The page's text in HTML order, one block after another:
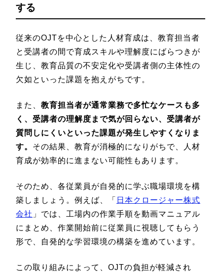
する
従来のOJTを中心とした人材育成は、教育担当者
と受講者の間で育成スキルや理解度にばらつきが
生じ、教育品質の不安定化や受講者側の主体性の
欠如といった課題を抱えがちです。
また、 教育担当者が通常業務で多忙なケースも多
く、受講者の理解度まで気が回らない、受講者が
質問しにくいといった課題が発生しやすくなりま
す。 その結果、教育が消極的になりがちで、人材
育成が効率的に進まない可能性もあります。
そのため、各従業員が自発的に学ぶ職場環境を構
築しましょう。例えば、「 日本クロージャー株式
会社 」では、工場内の作業手順を動画マニュアル
にまとめ、作業開始前に従業員に視聴してもらう
形で、自発的な学習環境の構築を進めています。
この取り組みによって、OJTの負担が軽減され